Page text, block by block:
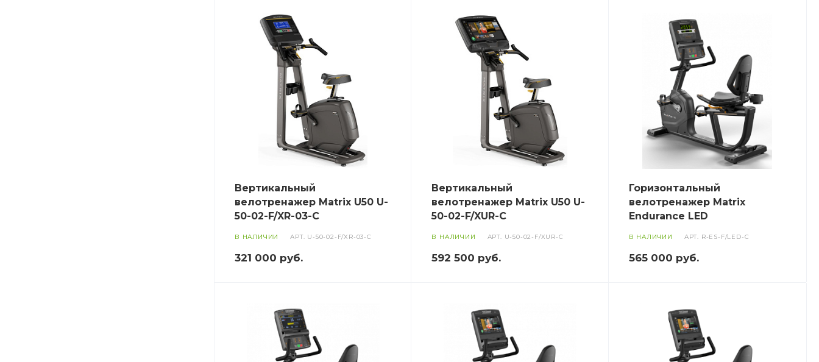
Вертикальный
велотренажер Matrix U50 U-
50-02-F/XR-03-C
В НАЛИЧИИ АРТ. U-50-02-F/XR-03-C
321 000 руб.
Вертикальный
велотренажер Matrix U50 U-
50-02-F/XUR-C
В НАЛИЧИИ АРТ. U-50-02-F/XUR-C
592 500 руб.
Горизонтальный
велотренажер Matrix
Endurance LED
В НАЛИЧИИ АРТ. R-ES-F/LED-C
565 000 руб.